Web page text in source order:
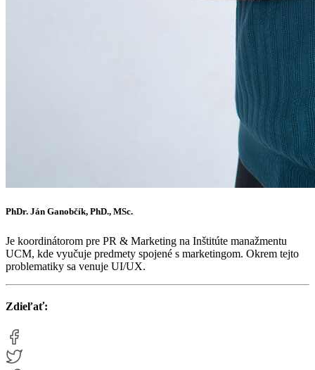
PhDr. Ján Ganobčík, PhD., MSc.
Je koordinátorom pre PR & Marketing na Inštitúte manažmentu
UCM, kde vyučuje predmety spojené s marketingom. Okrem tejto
problematiky sa venuje UI/UX.
Zdieľať: